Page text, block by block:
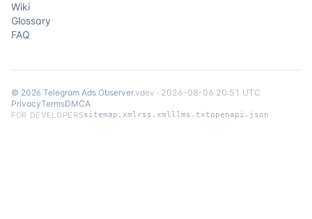
Wiki
Glossary
FAQ
© 2026 Telegram Ads Observer.vdev · 2026-08-06 20:51 UTC
PrivacyTermsDMCA
FOR DEVELOPERSsitemap.xml rss.xmlllms.txtopenapi.json